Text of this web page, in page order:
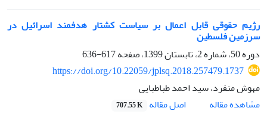
رژیم حقوقی قابل اعمال بر سیاست کشتار هدفمند اسرائیل در
سرزمین فلسطین
دوره 50، شماره 2، تابستان 1399، صفحه
617-636
https://doi.org/10.22059/jplsq.2018.257479.1737
مهوش منفرد، سید احمد طباطبایی
مشاهده مقاله
اصل مقاله 707.55 K